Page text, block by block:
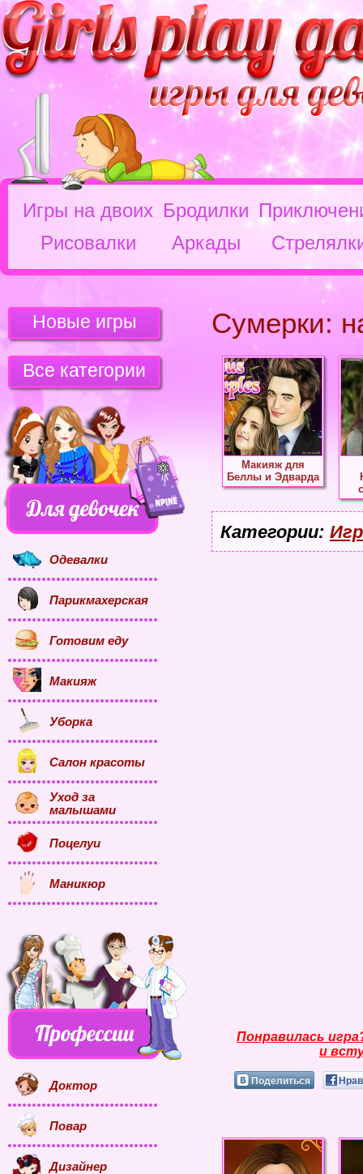
Игры на двоих Бродилки
Рисовалки
Аркады
Сумерки:
Макияж для
Беллы и Эдварда
Категории:
Понравилась
и
Поделиться
Новые игры
Все категории
Одевалки
Парикмахерская
Готовим еду
Макияж
Уборка
Салон красоты
Уход за
малышами
Поцелуи
Маникюр
Доктор
Повар
Дизайнер